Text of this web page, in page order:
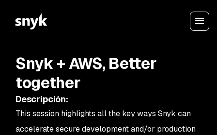
Snyk + AWS, Better
together
Descripción:
This session highlights all the key ways Snyk can
accelerate secure development and/or production